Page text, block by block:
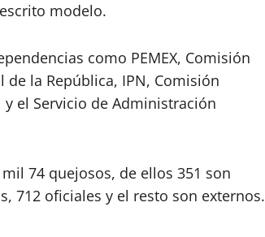
modelo.
como PEMEX, Comisión
de la República, IPN, Comisión
y el Servicio de Administración
74 quejosos, de ellos 351 son
712 oficiales y el resto son externos.